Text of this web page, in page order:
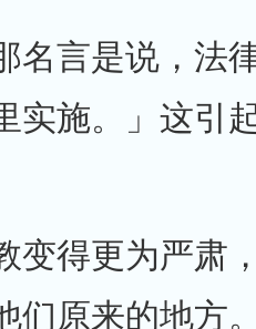
名言是说，法
实施。」这引
变得更为严肃
们原来的地方